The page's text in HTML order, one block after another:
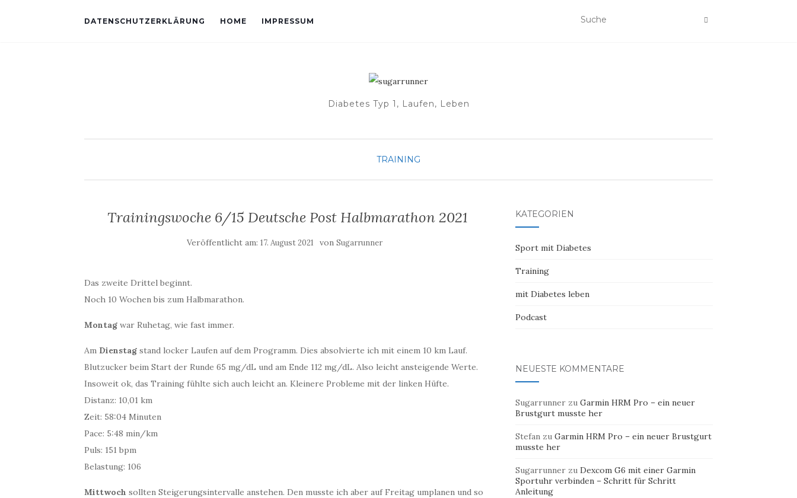
DATENSCHUTZERKLÄRUNG HOME IMPRESSUM
Diabetes Typ 1, Laufen, Leben
TRAINING
Trainingswoche 6/15 Deutsche Post Halbmarathon 2021
Veröffentlicht am:17. August 2021 vonSugarrunner
Das zweite Drittel beginnt.
Noch 10 Wochen bis zum Halbmarathon.
Montag war Ruhetag, wie fast immer.
Am Dienstag stand locker Laufen auf dem Programm. Dies absolvierte ich mit einem 10 km Lauf.
Blutzucker beim Start der Runde 65 mg/dL und am Ende 112 mg/dL. Also leicht ansteigende Werte.
Insoweit ok, das Training fühlte sich auch leicht an. Kleinere Probleme mit der linken Hüfte.
Distanz: 10,01 km
Zeit: 58:04 Minuten
Pace: 5:48 min/km
Puls: 151 bpm
Belastung: 106
Mittwoch sollten Steigerungsintervalle anstehen. Den musste ich aber auf Freitag umplanen und so
KATEGORIEN
Sport mit Diabetes
Training
mit Diabetes leben
Podcast
NEUESTE KOMMENTARE
Sugarrunnerzu Garmin HRM Pro – ein neuer
Brustgurt musste her
Stefan zu Garmin HRM Pro – ein neuer Brustgurt
musste her
Sugarrunnerzu Dexcom G6 mit einer Garmin
Sportuhr verbinden – Schritt für Schritt
Anleitung